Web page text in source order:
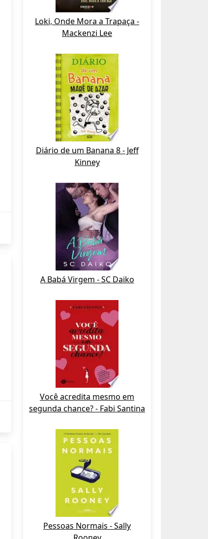
Loki, Onde Mora a Trapaça -
Mackenzi Lee
Diário de um Banana 8 - Jeff
Kinney
A Babá Virgem - SC Daiko
Você acredita mesmo em
segunda chance? - Fabi Santina
Pessoas Normais - Sally